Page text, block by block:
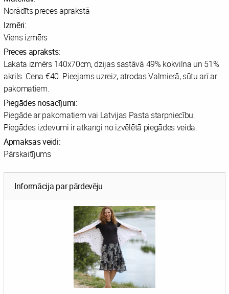
Norādīts preces aprakstā
Izmēri:
Viens izmērs
Preces apraksts:
Lakata izmērs 140x70cm, dzijas sastāvā 49% kokvilna un 51%
akrils. Cena €40. Pieejams uzreiz, atrodas Valmierā, sūtu arī ar
pakomatiem.
Piegādes nosacījumi:
Piegāde ar pakomatiem vai Latvijas Pasta starpniecību.
Piegādes izdevumi ir atkarīgi no izvēlētā piegādes veida.
Apmaksas veidi:
Pārskaitījums
Informācija par pārdevēju